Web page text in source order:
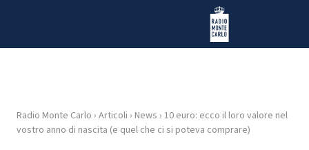
Radio Monte Carlo
HOME
Radio Monte Carlo › Articoli › News › 10 euro: ecco il loro valore nel
vostro anno di nascita (e quel che ci si poteva comprare)